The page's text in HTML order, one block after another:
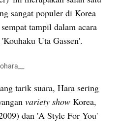
sangat populer di Korea
tampil dalam acara
Uta Gassen'.
tarik suara, Hara sering
variety show Korea,
dan 'A Style For You'